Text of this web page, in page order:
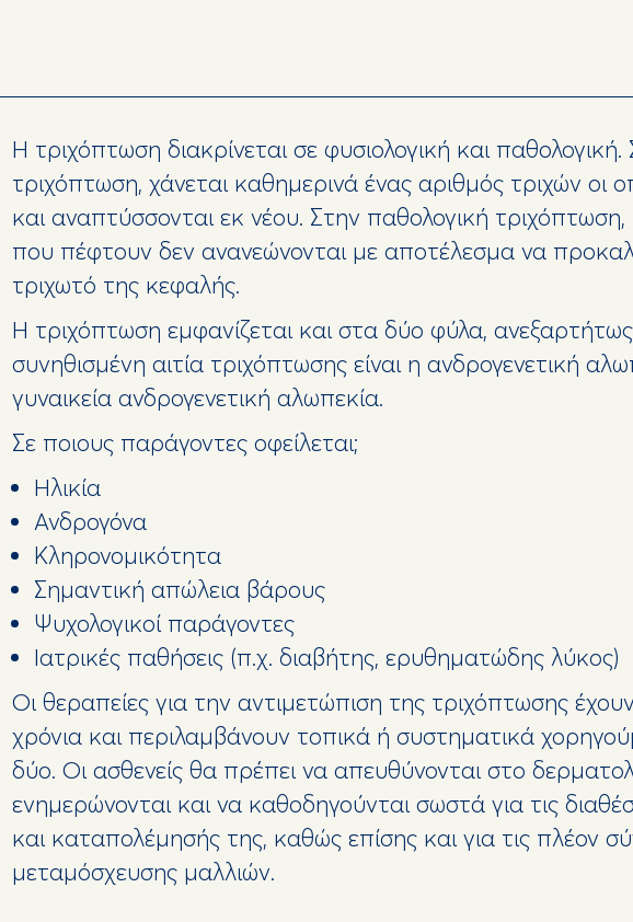
Η τριχόπτωση διακρίνεται σε φυσιολογική και παθολογική.
τριχόπτωση, χάνεται καθημερινά ένας αριθμός τριχών οι
και αναπτύσσονται εκ νέου. Στην παθολογική τριχόπτωση,
που πέφτουν δεν ανανεώνονται με αποτέλεσμα να
τριχωτό της κεφαλής.
Η τριχόπτωση εμφανίζεται και στα δύο φύλα,
συνηθισμένη αιτία τριχόπτωσης είναι η ανδρογενετική
γυναικεία ανδρογενετική αλωπεκία.
Σε ποιους παράγοντες οφείλεται;
Ηλικία
Ανδρογόνα
Κληρονομικότητα
Σημαντική απώλεια βάρους
Ψυχολογικοί παράγοντες
Ιατρικές παθήσεις (π.χ. διαβήτης, ερυθηματώδης λύκος)
Οι θεραπείες για την αντιμετώπιση της τριχόπτωσης
χρόνια και περιλαμβάνουν τοπικά ή συστηματικά
δύο. Οι ασθενείς θα πρέπει να απευθύνονται στο
ενημερώνονται και να καθοδηγούνται σωστά για τις
και καταπολέμησής της, καθώς επίσης και για τις πλέον
μεταμόσχευσης μαλλιών.